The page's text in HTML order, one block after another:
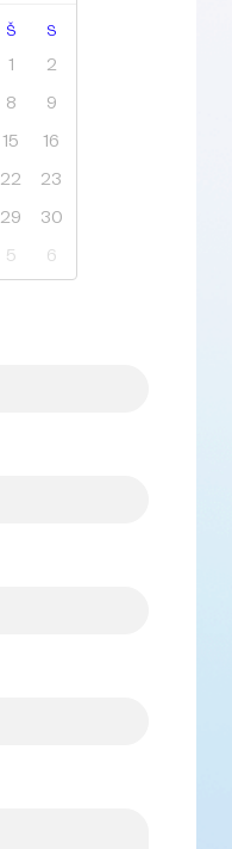
Š S
1
2
8
9
15
16
22
23
29
30
5 6